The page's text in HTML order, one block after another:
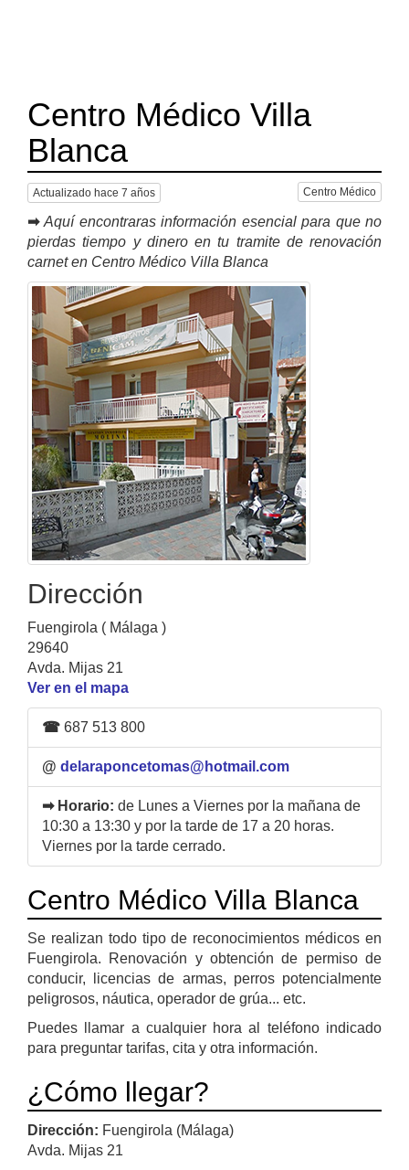
Centro Médico Villa
Blanca
Actualizado hace 7 años Centro Médico
➡ Aquí encontraras información esencial para que no
pierdas tiempo y dinero en tu tramite de renovación
carnet en Centro Médico Villa Blanca
Dirección
Fuengirola ( Málaga )
29640
Avda. Mijas 21
Ver en el mapa
☎ 687 513 800
@ delaraponcetomas@hotmail.com
➡ Horario: de Lunes a Viernes por la mañana de
10:30 a 13:30 y por la tarde de 17 a 20 horas.
Viernes por la tarde cerrado.
Centro Médico Villa Blanca
Se realizan todo tipo de reconocimientos médicos en
Fuengirola. Renovación y obtención de permiso de
conducir, licencias de armas, perros potencialmente
peligrosos, náutica, operador de grúa... etc.
Puedes llamar a cualquier hora al teléfono indicado
para preguntar tarifas, cita y otra información.
¿Cómo llegar?
Dirección: Fuengirola (Málaga)
Avda. Mijas 21